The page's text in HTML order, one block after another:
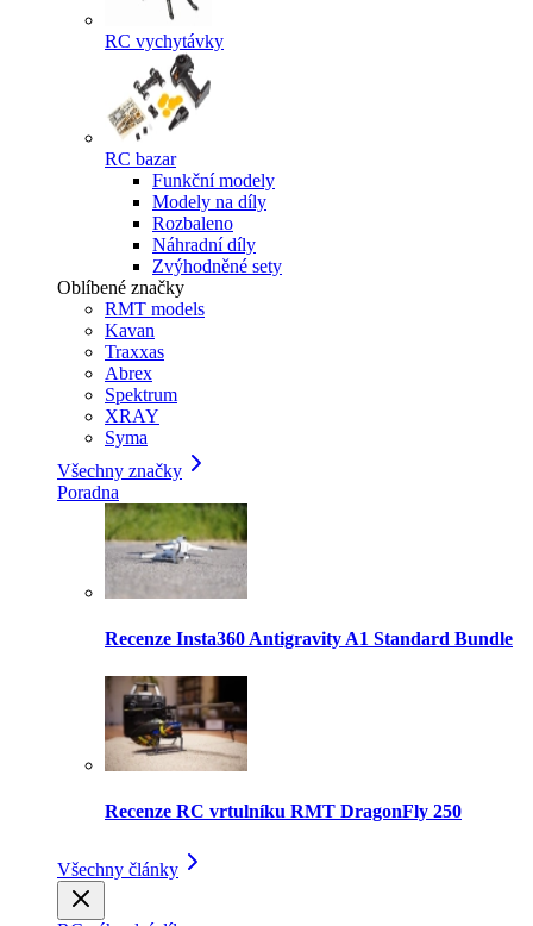
RC vychytávky
RC bazar
Funkční modely
Modely na díly
Rozbaleno
Náhradní díly
Zvýhodněné sety
Oblíbené značky
RMT models
Kavan
Traxxas
Abrex
Spektrum
XRAY
Syma
Všechny značky
Poradna
Recenze Insta360 Antigravity A1 Standard Bundle
Recenze RC vrtulníku RMT DragonFly 250
Všechny články